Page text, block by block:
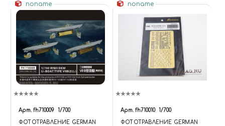
noname
Арт. fh710009 1/700
ФОТОТРАВЛЕНИЕ GERMAN
noname
Арт. fh710010 1/700
ФОТОТРАВЛЕНИЕ GERMAN